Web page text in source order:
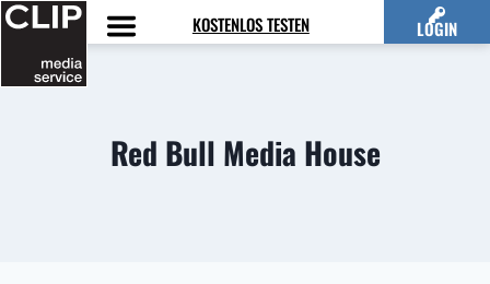
Zum
Inhalt
springen
KOSTENLOS TESTEN LOGIN
Red Bull Media House